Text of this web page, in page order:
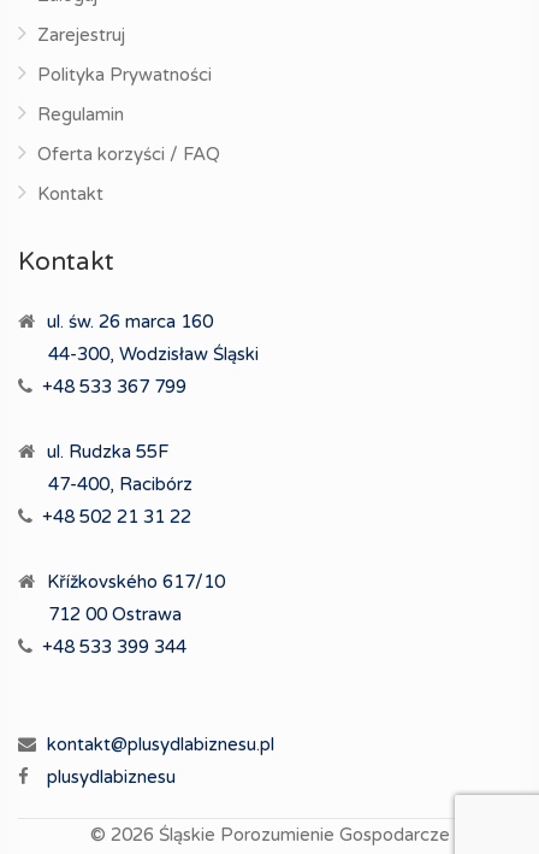
Zarejestruj
Polityka Prywatności
Regulamin
Oferta korzyści / FAQ
Kontakt
Kontakt
ul. św. 26 marca 160
44-300, Wodzisław Śląski
+48 533 367 799
ul. Rudzka 55F
47-400, Racibórz
+48 502 21 31 22
Křížkovského 617/10
712 00 Ostrawa
+48 533 399 344
kontakt@plusydlabiznesu.pl
plusydlabiznesu
© 2026 Śląskie Porozumienie Gospodarcze